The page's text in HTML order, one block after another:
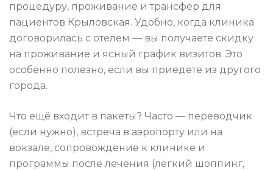
процедуру, проживание и трансфер для
пациентов Крыловская. Удобно, когда клиника
договорилась с отелем — вы получаете скидку
на проживание и ясный график визитов. Это
особенно полезно, если вы приедете из другого
города.
Что ещё входит в пакеты? Часто — переводчик
(если нужно), встреча в аэропорту или на
вокзале, сопровождение к клинике и
программы после лечения (лёгкий шоппинг,